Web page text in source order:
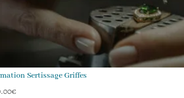
Sertissage Griffes
€